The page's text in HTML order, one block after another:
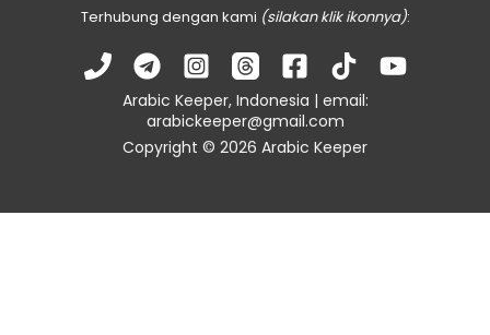
Terhubung dengan kami (silakan klik ikonnya):
Arabic Keeper, Indonesia | email:
arabickeeper@gmail.com
Copyright © 2026 Arabic Keeper